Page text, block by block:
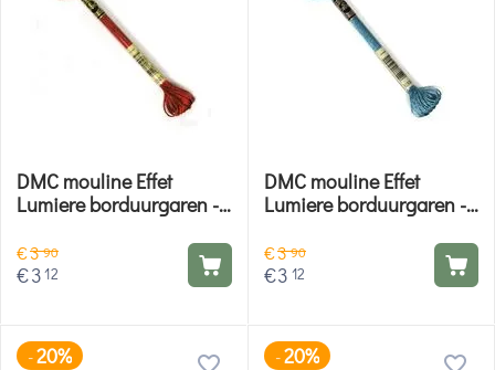
DMC mouline Effet
Lumiere borduurgaren -
€390
€312
DMC mouline Effet
Lumiere borduurgaren -
€390
€3 12
-20% -20%